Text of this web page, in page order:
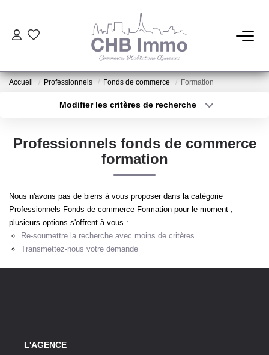
ESTIMATION
GESTION
NOTRE AGENCE
Notre Lexique
Accueil Professionnels Fonds de commerce Formation
Modifier les critères de recherche
Type de bien
Surface min
Créer une alerte
Professionnels fonds de commerce
formation
Nous n'avons pas de biens à vous proposer dans la catégorie
Professionnels Fonds de commerce Formation pour le moment ,
plusieurs options s'offrent à vous :
Re-soumettre la recherche avec moins de critères.
Transmettez-nous votre demande
L'AGENCE